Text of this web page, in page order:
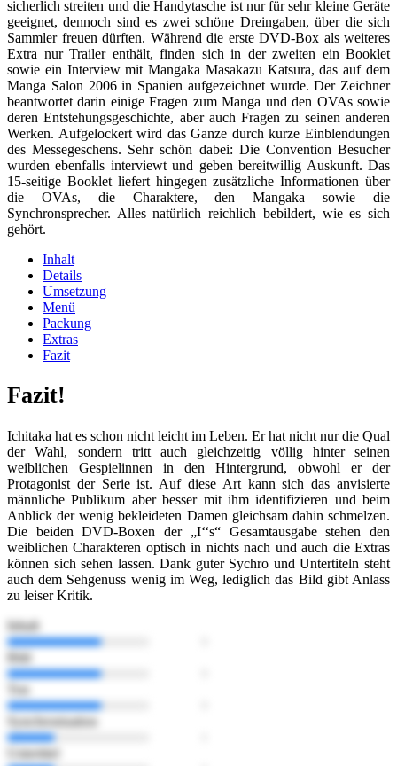
sicherlich streiten und die Handytasche ist nur für sehr kleine Geräte
geeignet, dennoch sind es zwei schöne Dreingaben, über die sich
Sammler freuen dürften. Während die erste DVD-Box als weiteres
Extra nur Trailer enthält, finden sich in der zweiten ein Booklet
sowie ein Interview mit Mangaka Masakazu Katsura, das auf dem
Manga Salon 2006 in Spanien aufgezeichnet wurde. Der Zeichner
beantwortet darin einige Fragen zum Manga und den OVAs sowie
deren Entstehungsgeschichte, aber auch Fragen zu seinen anderen
Werken. Aufgelockert wird das Ganze durch kurze Einblendungen
des Messegeschens. Sehr schön dabei: Die Convention Besucher
wurden ebenfalls interviewt und geben bereitwillig Auskunft. Das
15-seitige Booklet liefert hingegen zusätzliche Informationen über
die OVAs, die Charaktere, den Mangaka sowie die
Synchronsprecher. Alles natürlich reichlich bebildert, wie es sich
gehört.
Inhalt
Details
Umsetzung
Menü
Packung
Extras
Fazit
Fazit!
Ichitaka hat es schon nicht leicht im Leben. Er hat nicht nur die Qual
der Wahl, sondern tritt auch gleichzeitig völlig hinter seinen
weiblichen Gespielinnen in den Hintergrund, obwohl er der
Protagonist der Serie ist. Auf diese Art kann sich das anvisierte
männliche Publikum aber besser mit ihm identifizieren und beim
Anblick der wenig bekleideten Damen gleichsam dahin schmelzen.
Die beiden DVD-Boxen der „I‘‘s“ Gesamtausgabe stehen den
weiblichen Charakteren optisch in nichts nach und auch die Extras
können sich sehen lassen. Dank guter Sychro und Untertiteln steht
auch dem Sehgenuss wenig im Weg, lediglich das Bild gibt Anlass
zu leiser Kritik.
Inhalt
Bild
Ton
Synchronisation
Untertitel